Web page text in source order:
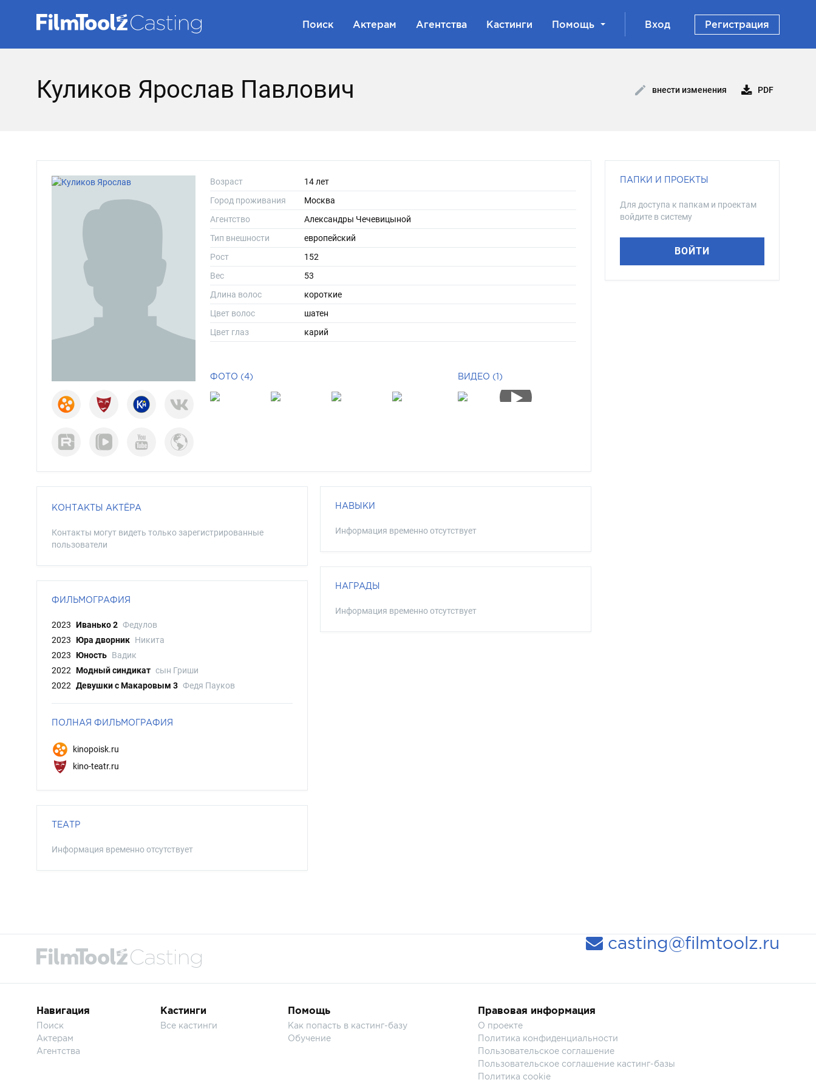
Поиск Актерам Агентства Кастинги Помощь Вход Регистрация
Куликов Ярослав Павлович внести изменения PDF
Возраст
14 лет
Город проживания
Москва
Агентство
Александры Чечевицыной
Тип внешности
европейский
Рост
152
Вес
53
Длина волос
короткие
Цвет волос
шатен
Цвет глаз
карий
ФОТО (4) ВИДЕО (1)
КОНТАКТЫ АКТЁРА
Контакты могут видеть только зарегистрированные
пользователи
ФИЛЬМОГРАФИЯ
2023 Иванько 2 Федулов
2023
Юра дворник Никита
2023
Юность Вадик
2022 Модный синдикат сын Гриши
2022 Девушки с Макаровым 3 Федя Пауков
ПОЛНАЯ ФИЛЬМОГРАФИЯ
kinopoisk.ru
kino-teatr.ru
ТЕАТР
Информация временно отсутствует
НАВЫКИ
Информация временно отсутствует
НАГРАДЫ
Информация временно отсутствует
ПАПКИ И ПРОЕКТЫ
Для доступа к папкам и проектам
войдите в систему
ВОЙТИ
casting@filmtoolz.ru
Навигация
Поиск
Актерам
Агентства
Кастинги
Все кастинги
Помощь
Как попасть в кастинг-базу
Обучение
Правовая информация
О проекте
Политика конфиденциальности
Пользовательское соглашение
Пользовательское соглашение кастинг-базы
Политика cookie